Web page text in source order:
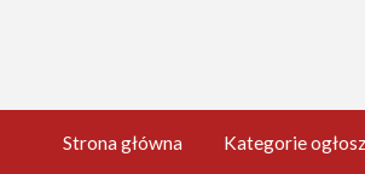
Strona główna Kategorie